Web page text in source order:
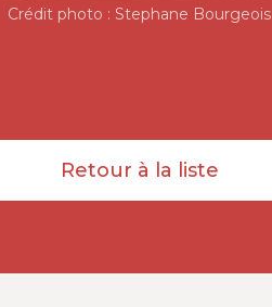
Crédit photo : Stephane Bourgeois
Retour à la liste